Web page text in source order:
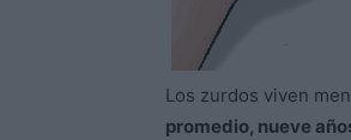
Los zurdos viven
promedio, nueve